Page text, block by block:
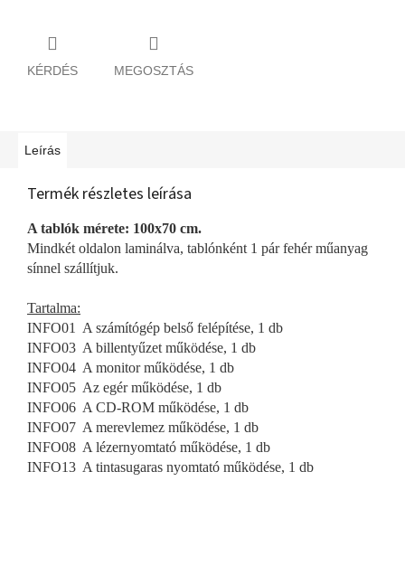
KÉRDÉS MEGOSZTÁS
Leírás
Termék részletes leírása
A tablók mérete: 100x70 cm.
Mindkét oldalon laminálva, tablónként 1 pár fehér műanyag
sínnel szállítjuk.
Tartalma:
INFO01 A számítógép belső felépítése, 1 db
INFO03 A billentyűzet működése, 1 db
INFO04 A monitor működése, 1 db
INFO05 Az egér működése, 1 db
INFO06 A CD-ROM működése, 1 db
INFO07 A merevlemez működése, 1 db
INFO08 A lézernyomtató működése, 1 db
INFO13 A tintasugaras nyomtató működése, 1 db